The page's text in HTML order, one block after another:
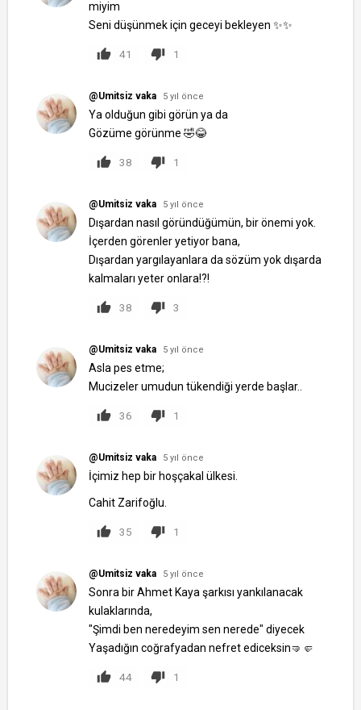
miyim
Seni düşünmek için geceyi bekleyen ✨✨
41 1
@Umitsiz vaka 5 yıl önce
Ya olduğun gibi görün ya da
Gözüme görünme 🤣😂
38 1
@Umitsiz vaka 5 yıl önce
Dışardan nasıl göründüğümün, bir önemi yok.
İçerden görenler yetiyor bana,
Dışardan yargılayanlara da sözüm yok dışarda
kalmaları yeter onlara!?!
38 3
@Umitsiz vaka 5 yıl önce
Asla pes etme;
Mucizeler umudun tükendiği yerde başlar..
36 1
@Umitsiz vaka 5 yıl önce
İçimiz hep bir hoşçakal ülkesi.
Cahit Zarifoğlu.
35 1
@Umitsiz vaka 5 yıl önce
Sonra bir Ahmet Kaya şarkısı yankılanacak
kulaklarında,
"Şimdi ben neredeyim sen nerede" diyecek
Yaşadığın coğrafyadan nefret ediceksin🤜🤛
44 1